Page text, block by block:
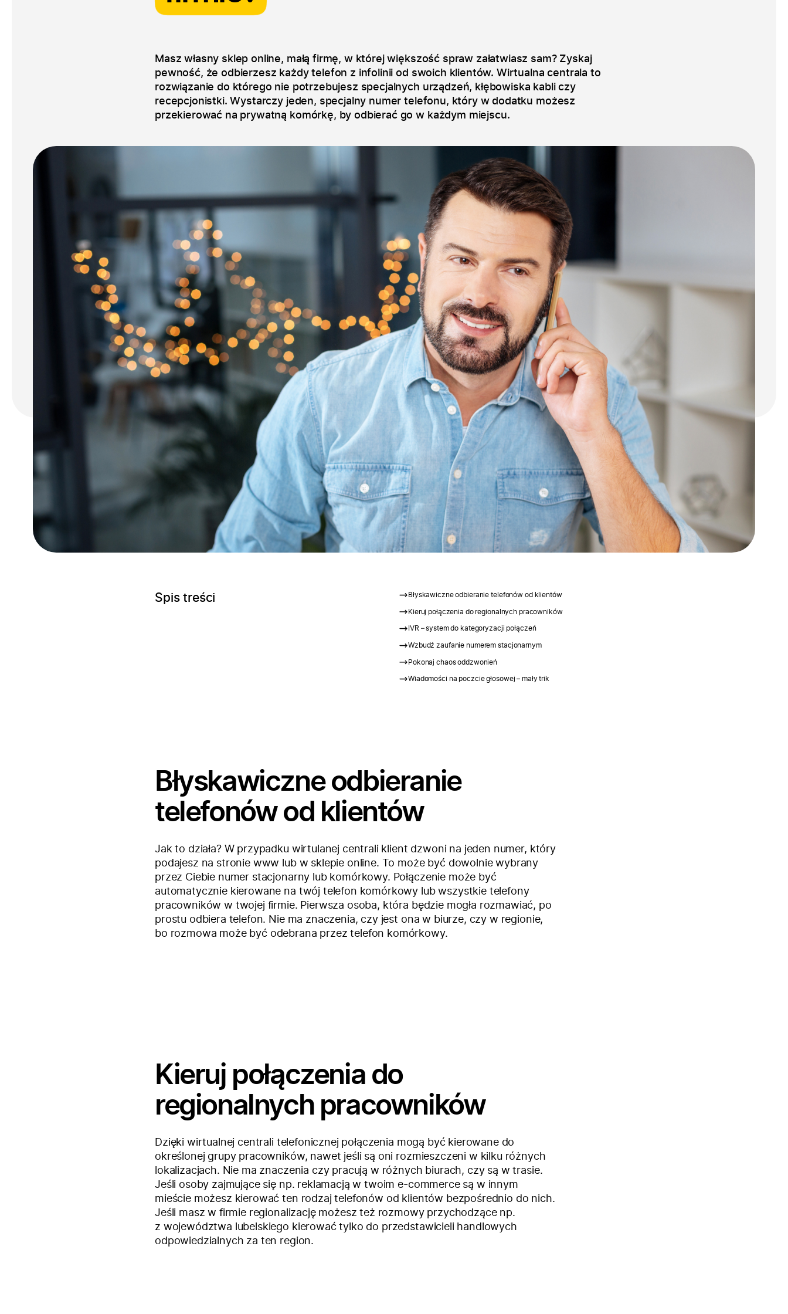
Masz własny sklep online, małą firmę, w której większość spraw załatwiasz sam? Zyskaj
pewność, że odbierzesz każdy telefon z infolinii od swoich klientów. Wirtualna centrala to
rozwiązanie do którego nie potrzebujesz specjalnych urządzeń, kłębowiska kabli czy
recepcjonistki. Wystarczy jeden, specjalny numer telefonu, który w dodatku możesz
przekierować na prywatną komórkę, by odbierać go w każdym miejscu.
Spis treści Błyskawiczne odbieranie telefonów od klientów
Kieruj połączenia do regionalnych pracowników
IVR – system do kategoryzacji połączeń
Wzbudź zaufanie numerem stacjonarnym
Pokonaj chaos oddzwonień
Wiadomości na poczcie głosowej – mały trik
Błyskawiczne odbieranie
telefonów od klientów
Jak to działa? W przypadku wirtulanej centrali klient dzwoni na jeden numer, który
podajesz na stronie www lub w sklepie online. To może być dowolnie wybrany
przez Ciebie numer stacjonarny lub komórkowy. Połączenie może być
automatycznie kierowane na twój telefon komórkowy lub wszystkie telefony
pracowników w twojej firmie. Pierwsza osoba, która będzie mogła rozmawiać, po
prostu odbiera telefon. Nie ma znaczenia, czy jest ona w biurze, czy w regionie,
bo rozmowa może być odebrana przez telefon komórkowy.
Kieruj połączenia do
regionalnych pracowników
Dzięki wirtualnej centrali telefonicznej połączenia mogą być kierowane do
określonej grupy pracowników, nawet jeśli są oni rozmieszczeni w kilku różnych
lokalizacjach. Nie ma znaczenia czy pracują w różnych biurach, czy są w trasie.
Jeśli osoby zajmujące się np. reklamacją w twoim e-commerce są w innym
mieście możesz kierować ten rodzaj telefonów od klientów bezpośrednio do nich.
Jeśli masz w firmie regionalizację możesz też rozmowy przychodzące np.
z województwa lubelskiego kierować tylko do przedstawicieli handlowych
odpowiedzialnych za ten region.